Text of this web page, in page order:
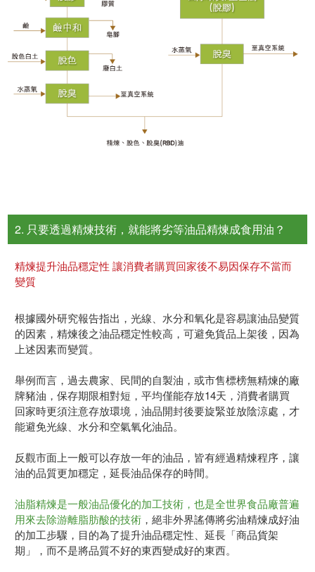
2. 只要透過精煉技術，就能將劣等油品精煉成食用油？
精煉提升油品穩定性 讓消費者購買回家後不易因保存不當而
變質
根據國外研究報告指出，光線、水分和氧化是容易讓油品變質
的因素，精煉後之油品穩定性較高，可避免貨品上架後，因為
上述因素而變質。
舉例而言，過去農家、民間的自製油，或市售標榜無精煉的廠
牌豬油，保存期限相對短，平均僅能存放14天，消費者購買
回家時更須注意存放環境，油品開封後要旋緊並放陰涼處，才
能避免光線、水分和空氣氧化油品。
反觀市面上一般可以存放一年的油品，皆有經過精煉程序，讓
油的品質更加穩定，延長油品保存的時間。
油脂精煉是一般油品優化的加工技術，也是全世界食品廠普遍
用來去除游離脂肪酸的技術 ，絕非外界謠傳將劣油精煉成好油
的加工步驟，目的為了提升油品穩定性、延長「商品貨架
期」，而不是將品質不好的東西變成好的東西。